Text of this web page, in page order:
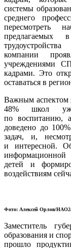
системы
среднего
пересмотреть
предлагаемых
компании
учреждениями
кадрами. Это
оставаться в
Важным аспектом
48% школ уже
по воспитанию,
доведено до
задач, и,
и интересной.
информационной
детей и
воздействиям
Фото: Алексей Орлов/
Заместитель
образования и
прошло